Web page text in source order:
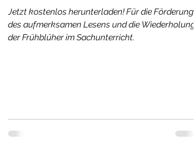
Jetzt kostenlos herunterladen! Für die Förderung
des aufmerksamen Lesens und die Wiederholung
der Frühblüher im Sachunterricht.